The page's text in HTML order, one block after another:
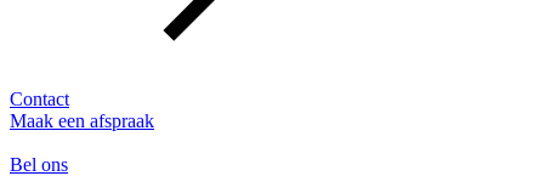
Contact
Maak een afspraak
Bel ons